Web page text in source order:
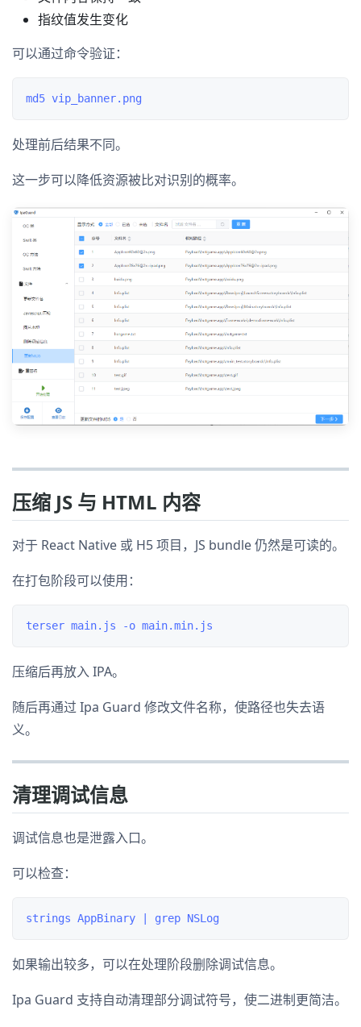
指纹值发生变化
可以通过命令验证：
处理前后结果不同。
这一步可以降低资源被比对识别的概率。
压缩 JS 与 HTML 内容
对于 React Native 或 H5 项目，JS bundle 仍然是可读的。
在打包阶段可以使用：
压缩后再放入 IPA。
随后再通过 Ipa Guard 修改文件名称，使路径也失去语
义。
清理调试信息
调试信息也是泄露入口。
可以检查：
如果输出较多，可以在处理阶段删除调试信息。
Ipa Guard 支持自动清理部分调试符号，使二进制更简洁。